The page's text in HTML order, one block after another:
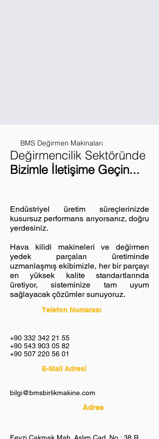
BMS Değirmen Makinaları
Değirmencilik Sektöründe
Bizimle İletişime Geçin...
Endüstriyel üretim süreçlerinizde
kusursuz performans arıyorsanız, doğru
yerdesiniz.
Hava kilidi makineleri ve değirmen
yedek parçaları üretiminde
uzmanlaşmış ekibimizle, her bir parçayı
en yüksek kalite standartlarında
üretiyor, sisteminize tam uyum
sağlayacak çözümler sunuyoruz.
Telefon Numarası
+90 332 342 21 55
+90 543 903 05 82
+90 507 220 56 01
E-Mail Adresi
bilgi@bmsbirlikmakine.com
Adres